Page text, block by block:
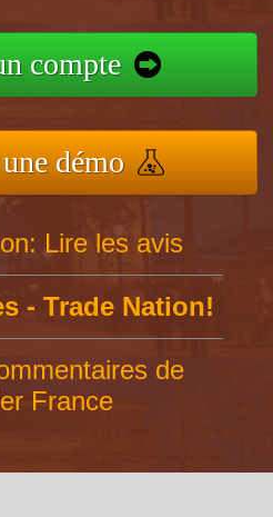
compte
démo
Lire les avis
- Trade Nation!
de
France